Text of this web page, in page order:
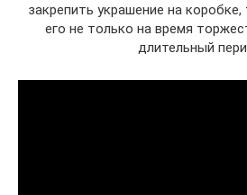
закрепить украшение на
его не только на время
длительный